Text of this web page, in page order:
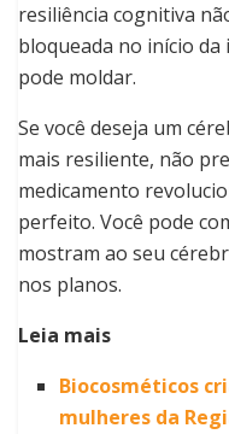
resiliência cognitiva
bloqueada no início da
pode moldar.
Se você deseja um
mais resiliente, não
medicamento
perfeito. Você pode
mostram ao seu
nos planos.
Leia mais
Biocosméticos
mulheres da